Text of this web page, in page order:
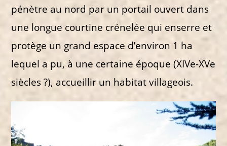
pénètre au nord par un portail ouvert dans
une longue courtine crénelée qui enserre et
protège un grand espace d’environ 1 ha
lequel a pu, à une certaine époque (XIVe-XVe
siècles ?), accueillir un habitat villageois.